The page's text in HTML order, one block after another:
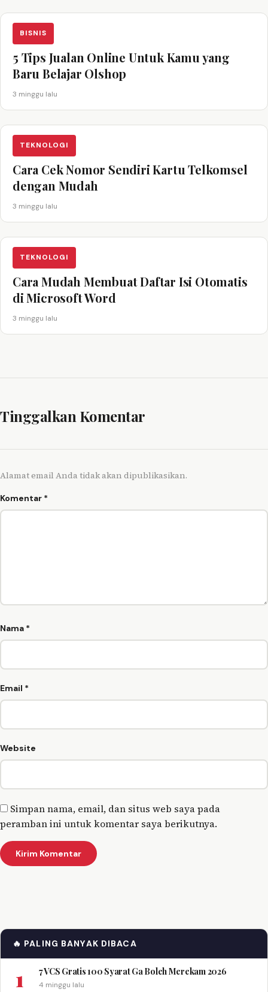
BISNIS
5 Tips Jualan Online Untuk Kamu yang
Baru Belajar Olshop
3 minggu lalu
TEKNOLOGI
Cara Cek Nomor Sendiri Kartu Telkomsel
dengan Mudah
3 minggu lalu
TEKNOLOGI
Cara Mudah Membuat Daftar Isi Otomatis
di Microsoft Word
3 minggu lalu
Tinggalkan Komentar
Alamat email Anda tidak akan dipublikasikan.
Komentar *
Nama *
Email *
Website
Simpan nama, email, dan situs web saya pada
peramban ini untuk komentar saya berikutnya.
🔥 PALING BANYAK DIBACA
1 7 VCS Gratis 100 Syarat Ga Boleh Merekam 2026
4 minggu lalu